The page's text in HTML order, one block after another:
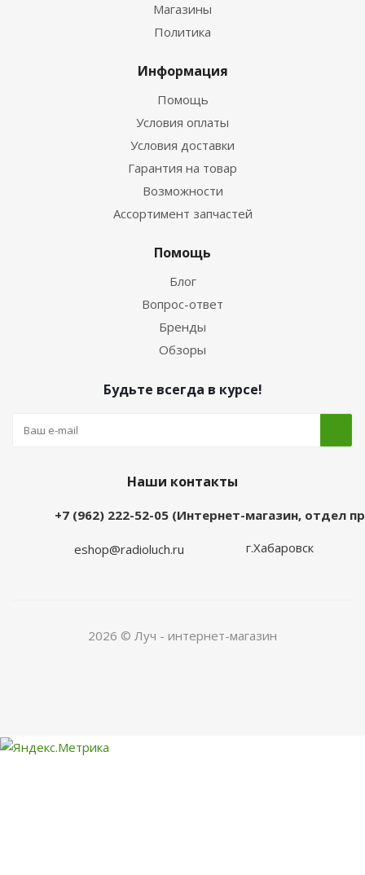
Магазины
Политика
Информация
Помощь
Условия оплаты
Условия доставки
Гарантия на товар
Возможности
Ассортимент запчастей
Помощь
Блог
Вопрос-ответ
Бренды
Обзоры
Будьте всегда в курсе!
Наши контакты
+7 (962) 222-52-05 (Интернет-магазин, отдел
eshop@radioluch.ru г.Хабаровск
2026 © Луч - интернет-магазин